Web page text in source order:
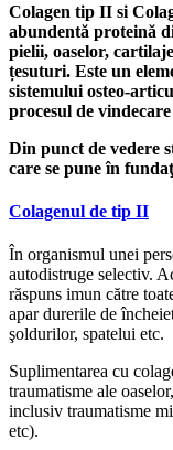
Colagen tip II si
abundentă proteină
pielii, oaselor,
țesuturi. Este un
sistemului osteo-
procesul de
Din punct de vedere
care se pune în
Colagenul de tip II
În organismul unei
autodistruge selectiv.
răspuns imun către
apar durerile de
şoldurilor, spatelui etc.
Suplimentarea cu
traumatisme ale
inclusiv traumatisme
etc).